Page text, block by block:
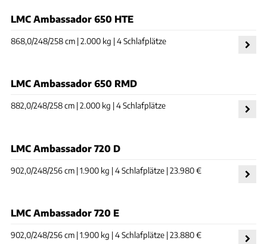
LMC Ambassador 650 HTE
868,0/248/258 cm | 2.000 kg | 4 Schlafplätze
LMC Ambassador 650 RMD
882,0/248/258 cm | 2.000 kg | 4 Schlafplätze
LMC Ambassador 720 D
902,0/248/256 cm | 1.900 kg | 4 Schlafplätze | 23.980 €
LMC Ambassador 720 E
902,0/248/256 cm | 1.900 kg | 4 Schlafplätze | 23.880 €